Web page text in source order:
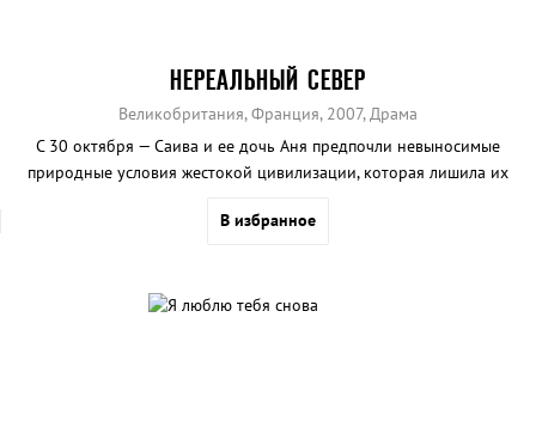
НЕРЕАЛЬНЫЙ СЕВЕР
Великобритания, Франция, 2007, Драма
С 30 октября — Саива и ее дочь Аня предпочли невыносимые
природные условия жестокой цивилизации, которая лишила их
казалось бы, они могут чувствовать себя в безопасности. Все так и
В избранное